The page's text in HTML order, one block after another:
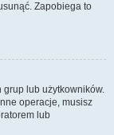
Zapobiega to
grup lub użytkowników.
operacje, musisz
lub